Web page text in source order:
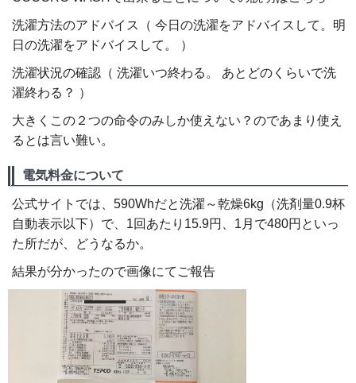
洗濯方法のアドバイス（ 今日の洗濯をアドバイスして。明
日の洗濯をアドバイスして。 ）
洗濯状況の確認（ 洗濯いつ終わる。 あとどのくらいで洗
濯終わる？ ）
大きくこの２つの命令のみしか使えない？のであまり使え
るとは言い難い。
電気料金について
公式サイトでは、590Whだと洗濯～乾燥6kg（洗剤量0.9杯
自動表示以下）で、1回あたり15.9円、1月で480円といっ
た所だが、どうなるか。
結果が分かったので画像にてご報告